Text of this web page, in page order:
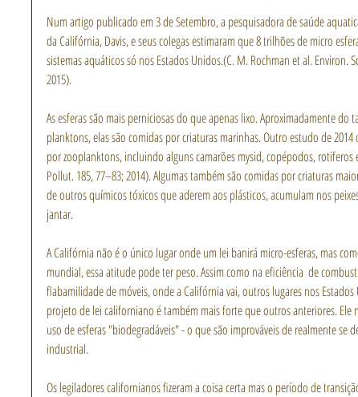
Num artigo publicado em 3 de Setembro, a pesquisadora de saúde
da Califórnia, Davis, e seus colegas estimaram que 8 trilhões de micro
sistemas aquáticos só nos Estados Unidos.(C. M. Rochman et al.
2015).
As esferas são mais perniciosas do que apenas lixo. Aproximadamente do
planktons, elas são comidas por criaturas marinhas. Outro estudo de
por zooplanktons, incluindo alguns camarões mysid, copépodos, rotiferos
Pollut. 185, 77–83; 2014). Algumas também são comidas por criaturas
de outros químicos tóxicos que aderem aos plásticos, acumulam nos
jantar.
A Califórnia não é o único lugar onde um lei banirá micro-esferas, mas
mundial, essa atitude pode ter peso. Assim como na eficiência  de
flabamilidade de móveis, onde a Califórnia vai, outros lugares nos
projeto de lei californiano é também mais forte que outros anteriores.
uso de esferas "biodegradáveis" - o que são improváveis de realmente se
industrial.
Os legiladores californianos fizeram a coisa certa mas o período de